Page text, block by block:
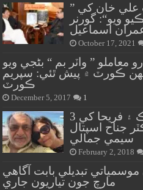
” فرزند ڪراچي لياقت علي خان کي
ويو“: گورنر
اسماعيل
October 17, 2021
معاملو ” واٽر بم “ بڻجي ويو
ڪورٽ ۾ پيش ٿئي: سپريم
ڪورٽ
December 5, 2017 1
هزار خان بجاراڻي کي هڪ ۽ فريحا کي 3
جناح اسپتال
سيمي جمالي
February 2, 2018
۾ جولاءِ16تي موسمياتي تبديلي بابت آگاهي
مارچ جون تياريون جاري